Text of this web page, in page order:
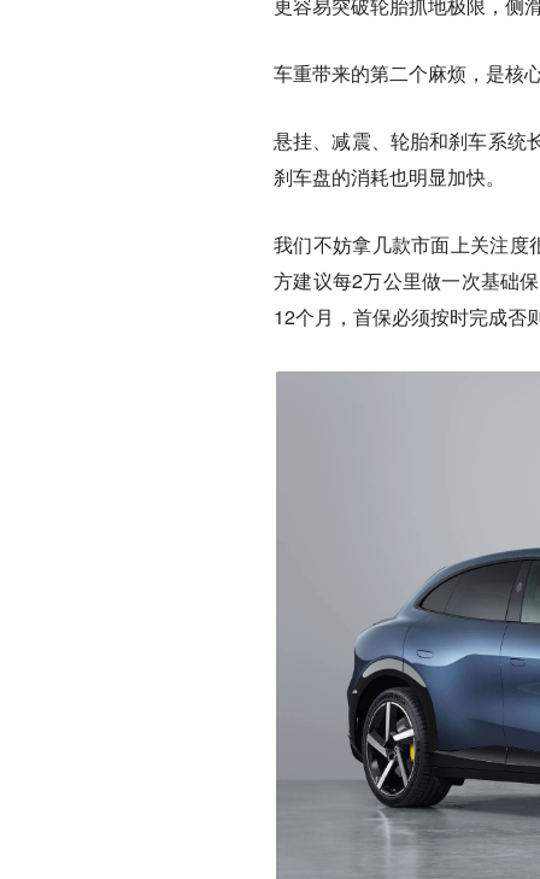
车重带来的第二个麻烦，是核
悬挂、减震、轮胎和刹车系统
刹车盘的消耗也明显加快。
我们不妨拿几款市面上关注度
方建议每2万公里做一次基础
12个月，首保必须按时完成否